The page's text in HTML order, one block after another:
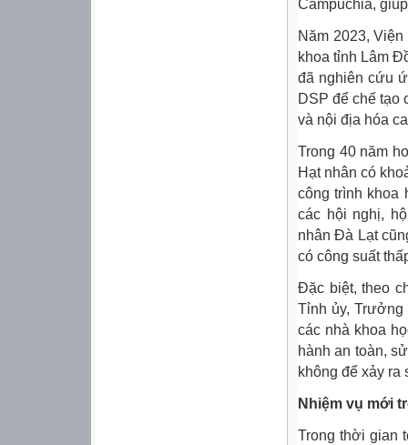
Campuchia,
Năm 2023,
khoa tỉnh Lâm
đã nghiên cứu
DSP để chế tạo
và nội địa hóa
Trong 40 năm
Hạt nhân có
công trình khoa
các hội nghị,
nhân Đà Lạt
có công suất
Đặc biệt, theo
Tỉnh ủy,
các nhà khoa
hành an toàn,
không để xảy
Nhiệm vụ mới
Trong thời gian